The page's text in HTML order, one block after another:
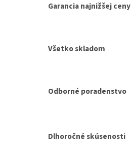
Garancia najnižšej ceny
Všetko skladom
Odborné poradenstvo
Dlhoročné skúsenosti